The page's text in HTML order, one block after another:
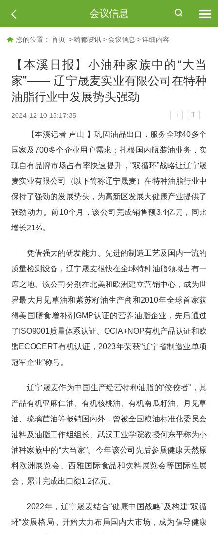
会议信息
您的位置： 首页 > 药都资讯 > 会议信息 > 详细内容
【本溪日报】小油种家族中的“大当
家”—— 辽宁晟麦实业有限公司在特种
油脂行业中发展势头强劲
2024-12-10 15:17:35 T T
【本溪记者 卢山 】巩固油品出口，服务全球40多个
国家及700多个企业用户需求；扎根国内瓶装油业务，实
现自有品牌市场占有率快速提升，“双循环”战略让辽宁晟
麦实业有限公司（以下简称辽宁晟麦）在特种油脂行业中
保持了强劲的发展势头，为高新区发展大健康产业提供了
强劲动力。前10个月，该公司完成销售额3.4亿元，同比
增长21%。
凭借强大的研发能力、先进的制造工艺及国内一流的
质量检测设备，辽宁晟麦很快在全球特种油脂领域占有一
席之地。该公司分别在北美和欧洲建立营销中心，成为世
界最大月见草油和紫苏籽油生产商和2010年全球首家获
得美国膳食增补剂GMP认证的营养油脂企业，先后通过
了ISO9001质量体系认证、OCIA+NOP有机产品认证和欧
盟ECOCERT有机认证，2023年荣获“辽宁省制造业单项
冠军企业”称号。
辽宁晟麦作为中国生产经营特种油脂的“佼佼者”，其
产品有机亚麻仁油、有机核桃油、有机南瓜籽油、月见草
油、琉璃苣油等畅销国内外，曾被全国粮油标准化委员会
油料及油脂工作组组长、武汉工业学院教授何东平称为小
油种家族中的“大当家”。今年该公司先后参展健康天然原
料欧洲展览会、西雅国际食品和饮料展览会等国际性展
会，累计完成出口额1.2亿元。
2022年，辽宁晟麦结合“健康中国战略”及构建“双循
环”发展格局，开始大力布局国内大市场，成为倡导健康